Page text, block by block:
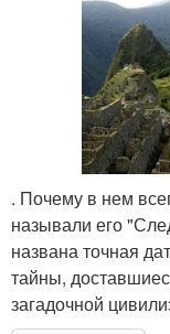
. Почему в нем
называли его
названа точная
тайны,
загадочной